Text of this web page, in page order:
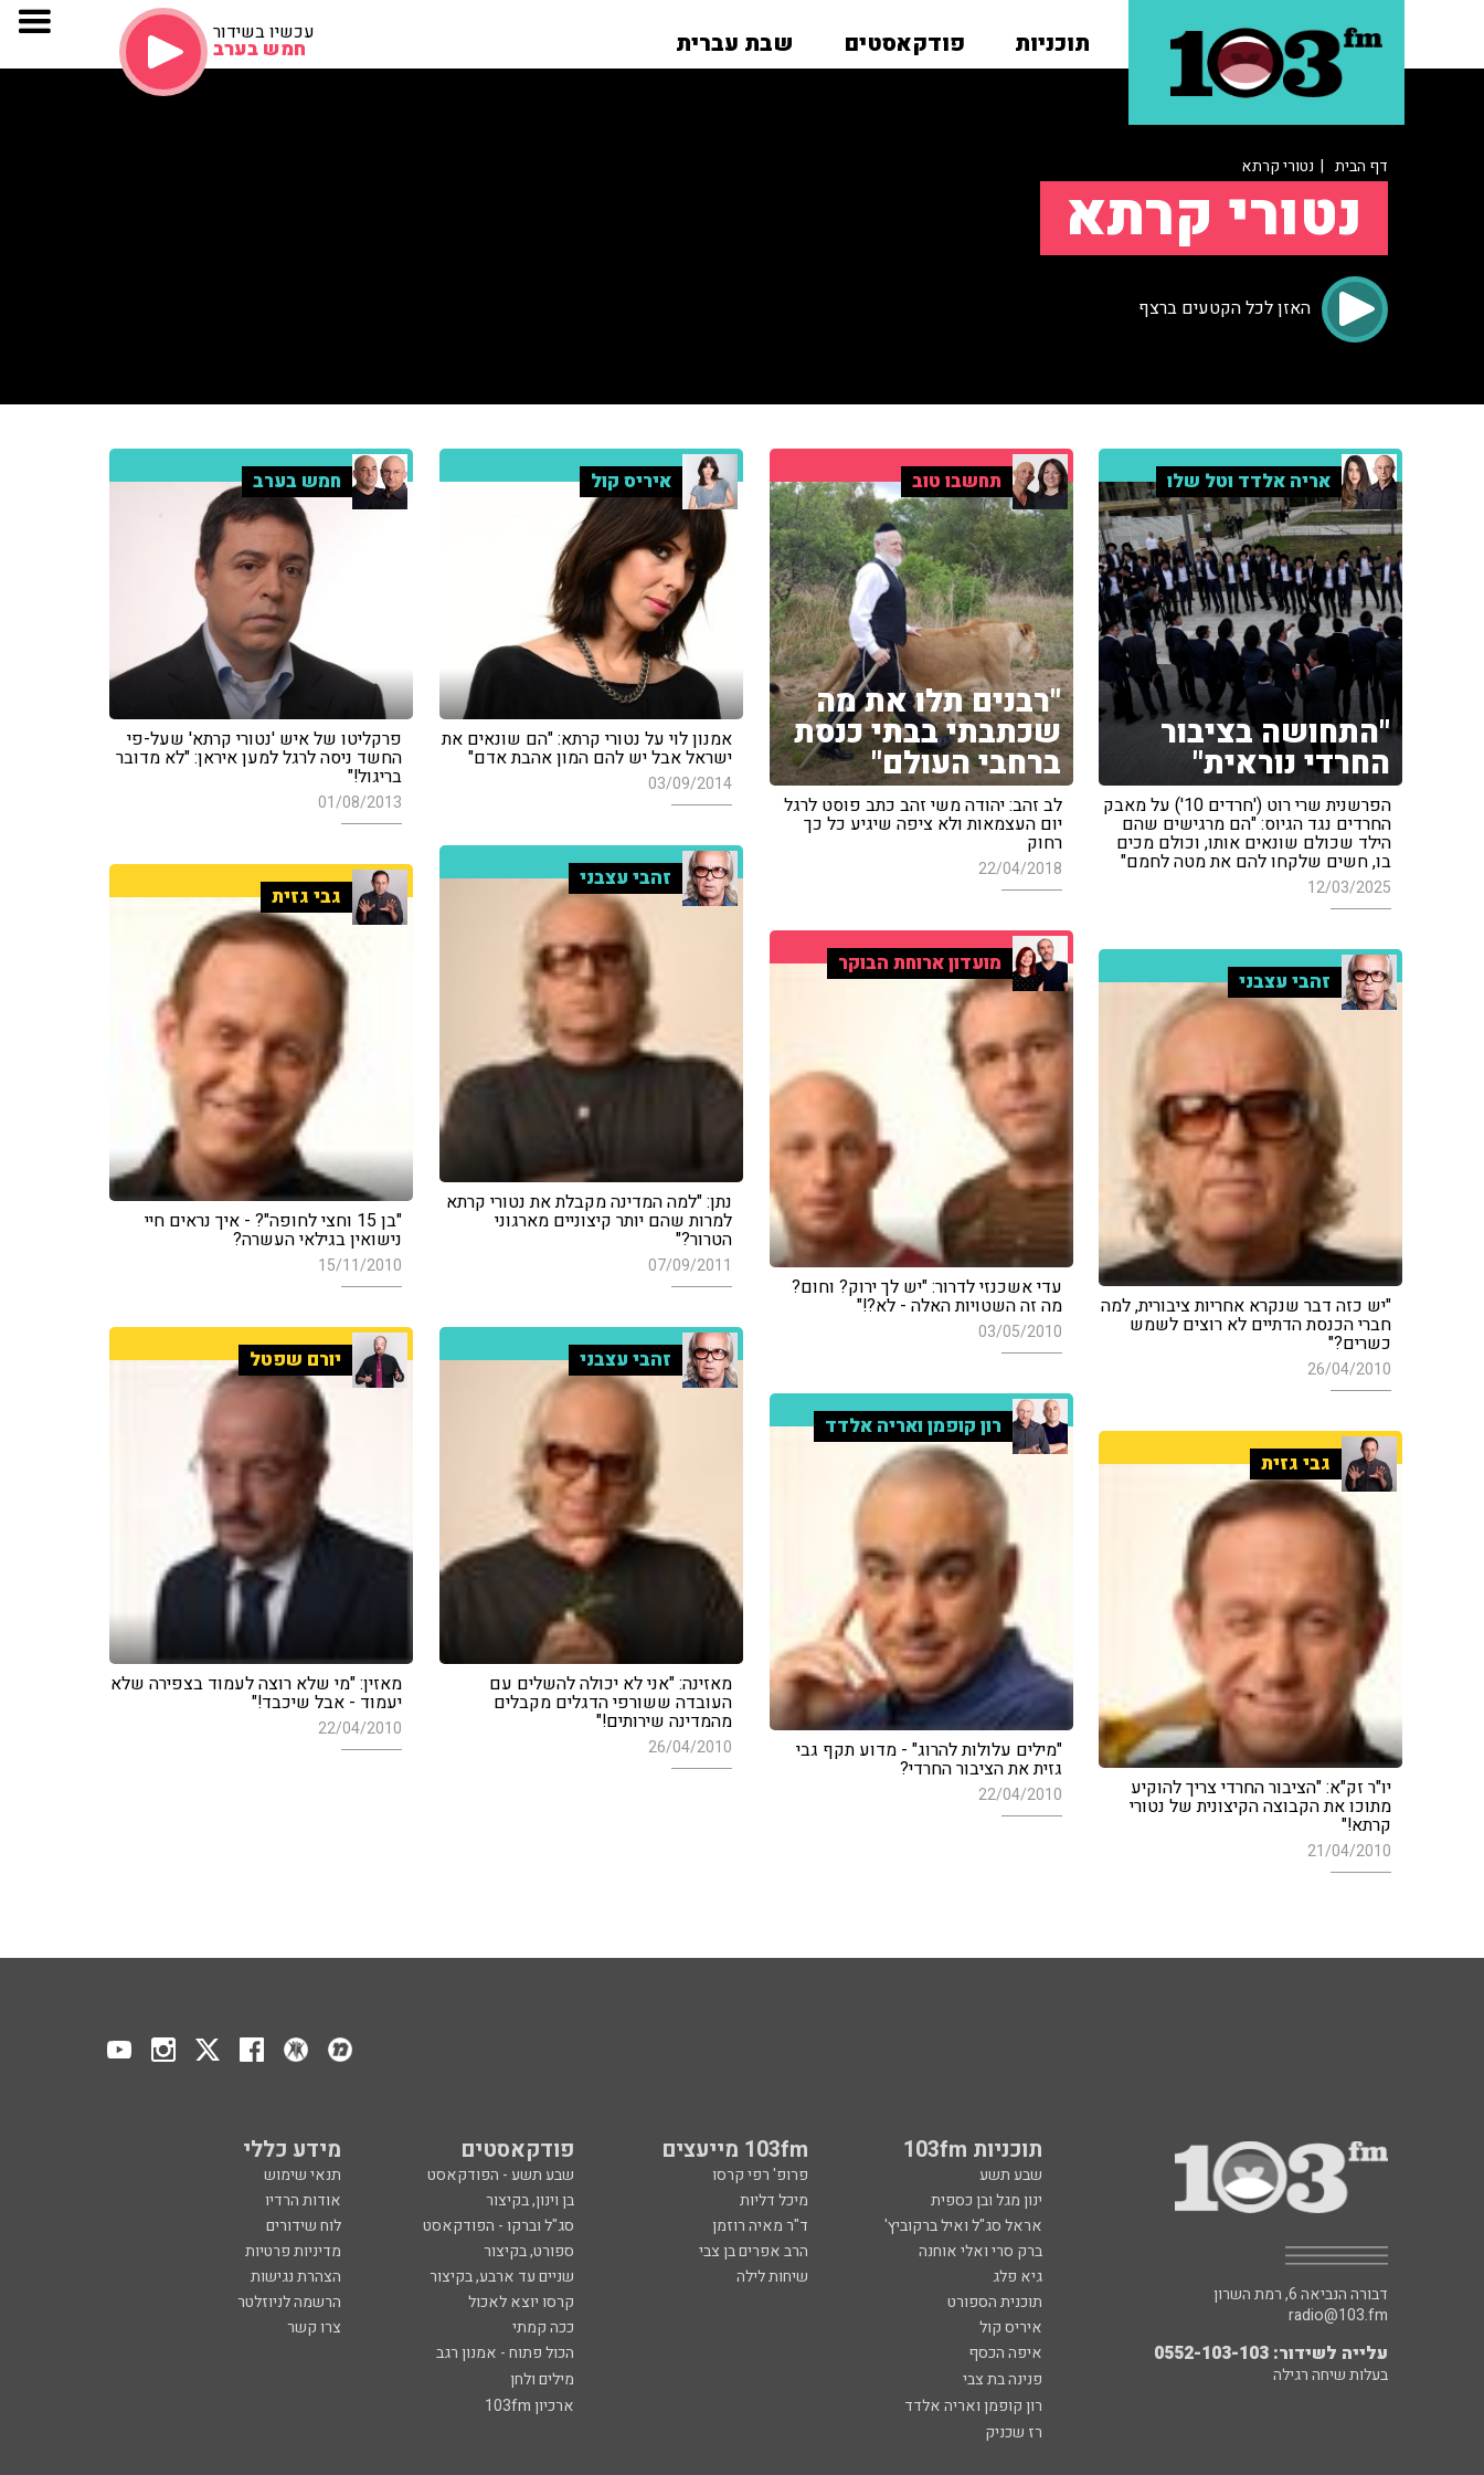
תוכניות פודקאסטים שבת עברית עכשיו בשידור
חמש בערב
דף הבית | נטורי קרתא
נטורי קרתא
האזן לכל הקטעים ברצף
אריה אלדד וטל שלו
"התחושה בציבור
החרדי נוראית"
הפרשנית שרי רוט ('חרדים 10') על מאבק
החרדים נגד הגיוס: "הם מרגישים שהם
הילד שכולם שונאים אותו, וכולם מכים
בו, חשים שלקחו להם את מטה לחמם"
12/03/2025
תחשבו טוב
"רבנים תלו את מה
שכתבתי בבתי כנסת
ברחבי העולם"
לב זהב: יהודה משי זהב כתב פוסט לרגל
יום העצמאות ולא ציפה שיגיע כל כך
רחוק
22/04/2018
איריס קול
אמנון לוי על נטורי קרתא: "הם שונאים את
ישראל אבל יש להם המון אהבת אדם"
03/09/2014
חמש בערב
פרקליטו של איש 'נטורי קרתא' שעל-פי
החשד ניסה לרגל למען איראן: "לא מדובר
בריגול!"
01/08/2013
זהבי עצבני
נתן: "למה המדינה מקבלת את נטורי קרתא
למרות שהם יותר קיצוניים מארגוני
הטרור?"
07/09/2011
גבי גזית
"בן 15 וחצי לחופה"? - איך נראים חיי
נישואין בגילאי העשרה?
15/11/2010
מועדון ארוחת הבוקר
עדי אשכנזי לדרור: "יש לך ירוק? וחום?
מה זה השטויות האלה - לא?!"
03/05/2010
זהבי עצבני
"יש כזה דבר שנקרא אחריות ציבורית, למה
חברי הכנסת הדתיים לא רוצים לשמש
כשרים?"
26/04/2010 זהבי עצבני
מאזינה: "אני לא יכולה להשלים עם
העובדה ששורפי הדגלים מקבלים
מהמדינה שירותים!"
26/04/2010
יורם שפטל
מאזין: "מי שלא רוצה לעמוד בצפירה שלא
יעמוד - אבל שיכבד!"
22/04/2010
רון קופמן ואריה אלדד
"מילים עלולות להרוג" - מדוע תקף גבי
גזית את הציבור החרדי?
22/04/2010
גבי גזית
יו"ר זק"א: "הציבור החרדי צריך להוקיע
מתוכו את הקבוצה הקיצונית של נטורי
קרתא!"
21/04/2010
תוכניות 103fm 103fm מייעצים פודקאסטים מידע כללי
שבע תשע פרופ' רפי קרסו שבע תשע - הפודקאסט
תנאי שימוש
ינון מגל ובן כספית
מיכל דליות בן וינון, בקיצור
אודות הרדיו
אראל סג"ל ואיל ברקוביץ'
ד"ר מאיה רוזמן סג"ל וברקו - הפודקאסט
לוח שידורים
ברק סרי ואלי אוחנה
הרב אפרים בן צבי ספורט, בקיצור
מדיניות פרטיות
גיא פלג
שיחות לילה שניים עד ארבע, בקיצור
הצהרת נגישות
תוכנית הספורט
קרסו יוצא לאכול
הרשמה לניוזלטר
איריס קול
ככה קמתי
צרו קשר
איפה הכסף
הכול פתוח - אמנון רגב
פנינה בת צבי
מילים ולחן
רון קופמן ואריה אלדד
ארכיון 103fm
רז שכניק
דבורה הנביאה 6, רמת השרון
radio@103.fm
עלייה לשידור: 0552-103-103
בעלות שיחה רגילה